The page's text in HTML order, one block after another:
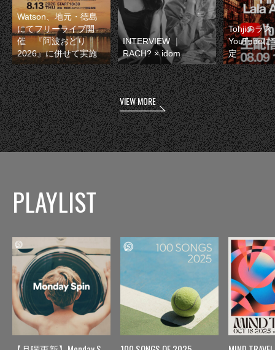
Watson、地元・徳島
にてフリーライブ開
催 『阿波おどり
2026』に併せて実施
INTERVIEW ｜
RACH? × idom
Tohjiのラス
YouTubeに
定
VIEW MORE
PLAYLIST